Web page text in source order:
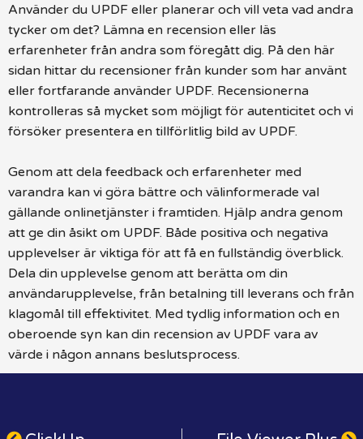
Använder du UPDF eller planerar och vill veta vad andra
tycker om det? Lämna en recension eller läs
erfarenheter från andra som föregått dig. På den här
sidan hittar du recensioner från kunder som har använt
eller fortfarande använder UPDF. Recensionerna
kontrolleras så mycket som möjligt för autenticitet och vi
försöker presentera en tillförlitlig bild av UPDF.
Genom att dela feedback och erfarenheter med
varandra kan vi göra bättre och välinformerade val
gällande onlinetjänster i framtiden. Hjälp andra genom
att ge din åsikt om UPDF. Både positiva och negativa
upplevelser är viktiga för att få en fullständig överblick.
Dela din upplevelse genom att berätta om din
användarupplevelse, från betalning till leverans och från
klagomål till effektivitet. Med tydlig information och en
oberoende syn kan din recension av UPDF vara av
värde i någon annans beslutsprocess.